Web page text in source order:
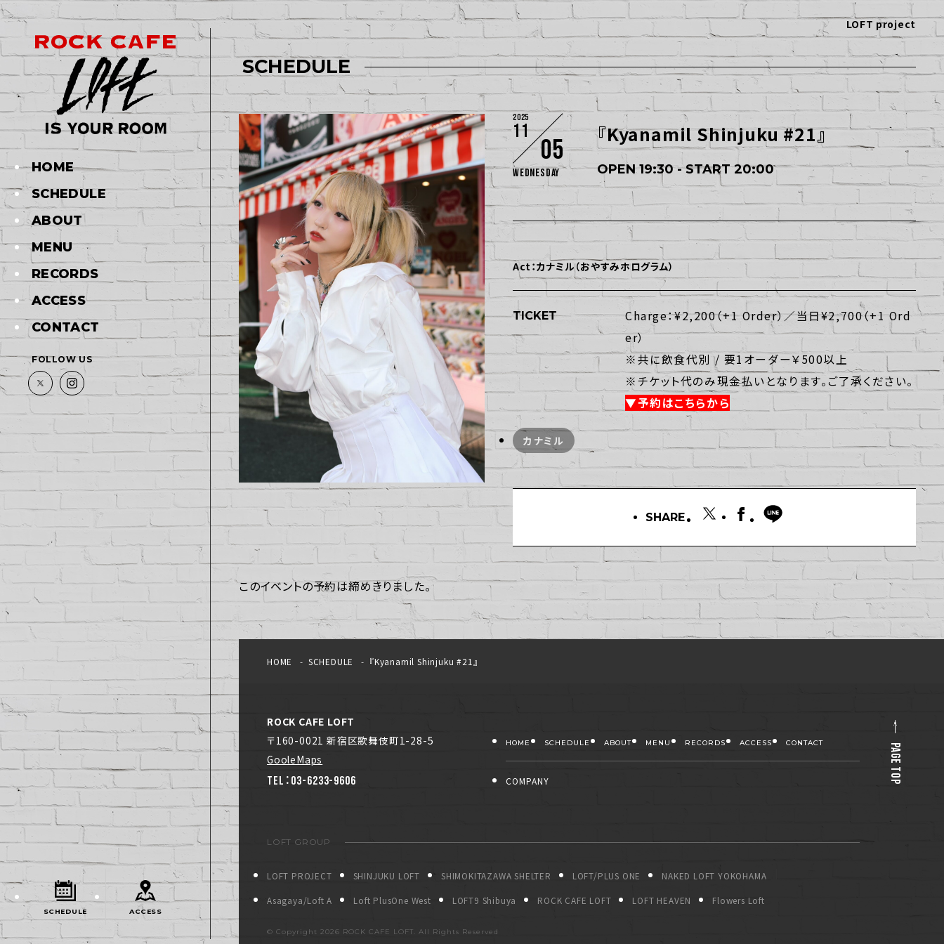
HOME
SCHEDULE
ABOUT
MENU
RECORDS
ACCESS
CONTACT
FOLLOW US
SCHEDULE ACCESS
LOFT project
SCHEDULE
2025
11
05
Wednesday
『Kyanamil Shinjuku #21』
OPEN 19:30 - START 20:00
Act：カナミル（おやすみホログラム）
TICKET
Charge：¥2,200（+1 Order）／当日¥2,700（+1 Ord
er）
※共に飲食代別 / 要1オーダー￥500以上
※チケット代のみ現金払いとなります。ご了承ください。
▼予約はこちらから
カナミル
SHARE
このイベントの予約は締めきりました。
HOME SCHEDULE 『Kyanamil Shinjuku #21』
ROCK CAFE LOFT
〒160-0021 新宿区歌舞伎町1-28-5
GooleMaps
TEL：03-6233-9606
HOME SCHEDULE ABOUT MENU RECORDS ACCESS CONTACT
COMPANY
LOFT GROUP
LOFT PROJECT SHINJUKU LOFT SHIMOKITAZAWA SHELTER LOFT/PLUS ONE NAKED LOFT YOKOHAMA
Asagaya/Loft A Loft PlusOne West LOFT9 Shibuya ROCK CAFE LOFT LOFT HEAVEN Flowers Loft
© Copyright 2026 ROCK CAFE LOFT. All Rights Reserved
PAGE TOP